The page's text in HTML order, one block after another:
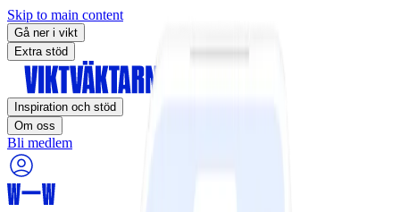
Skip to main content
Gå ner i vikt
Extra stöd
Inspiration och stöd
Om oss
Bli medlem